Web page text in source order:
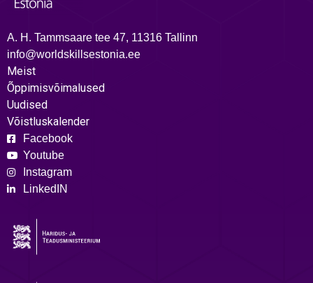
A. H. Tammsaare tee 47, 11316 Tallinn
info@worldskillsestonia.ee
Meist
Õppimisvõimalused
Uudised
Võistluskalender
Facebook
Youtube
Instagram
LinkedIN